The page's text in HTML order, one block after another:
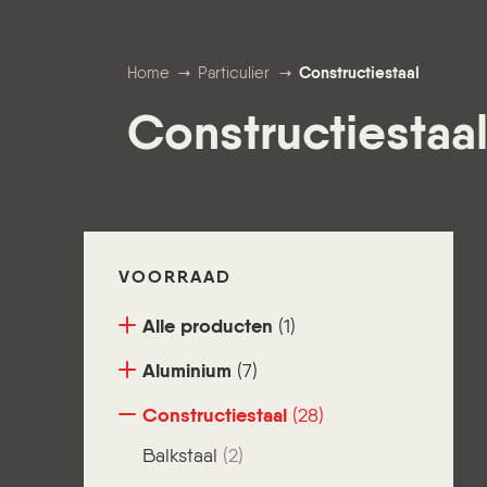
Home Particulier Constructiestaal
Constructiestaal
VOORRAAD
Alle producten (1)
Aluminium (7)
Constructiestaal (28)
Balkstaal (2)